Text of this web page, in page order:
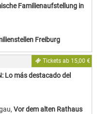
Familienaufstellung in
Freiburg
Tickets ab 15,00 €
Lo más destacado del
, Vor dem alten Rathaus